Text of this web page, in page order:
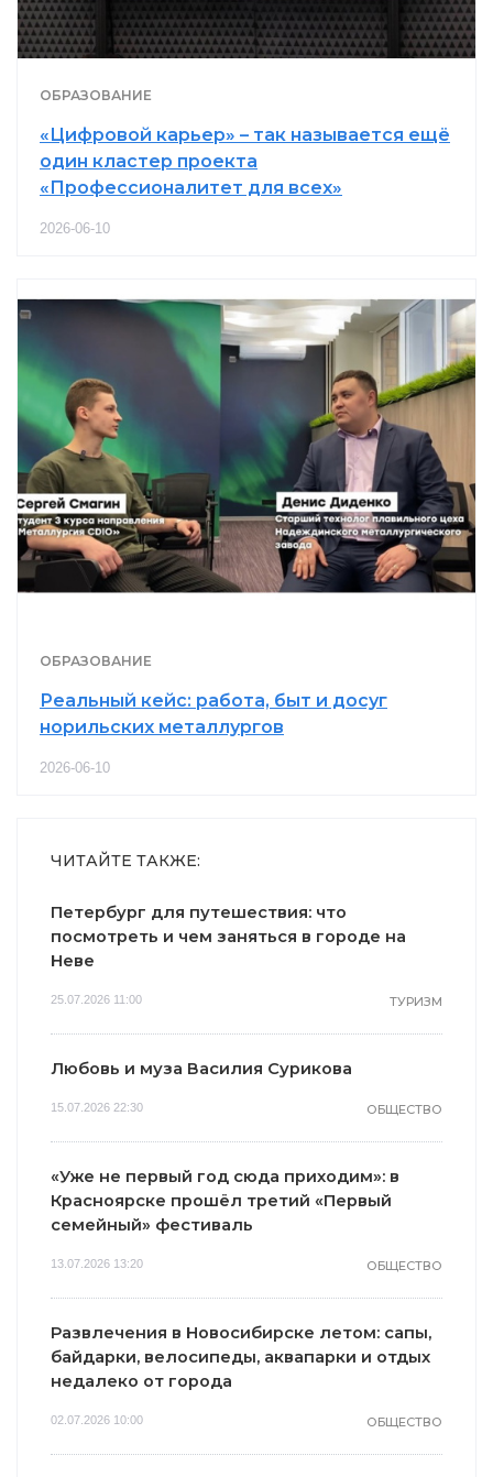
ОБРАЗОВАНИЕ
«Цифровой карьер» – так называется ещё
один кластер проекта
«Профессионалитет для всех»
2026-06-10
ОБРАЗОВАНИЕ
Реальный кейс: работа, быт и досуг
норильских металлургов
2026-06-10
ЧИТАЙТЕ ТАКЖЕ:
Петербург для путешествия: что
посмотреть и чем заняться в городе на
Неве
25.07.2026 11:00 ТУРИЗМ
Любовь и муза Василия Сурикова
15.07.2026 22:30 ОБЩЕСТВО
«Уже не первый год сюда приходим»: в
Красноярске прошёл третий «Первый
семейный» фестиваль
13.07.2026 13:20 ОБЩЕСТВО
Развлечения в Новосибирске летом: сапы,
байдарки, велосипеды, аквапарки и отдых
недалеко от города
02.07.2026 10:00 ОБЩЕСТВО